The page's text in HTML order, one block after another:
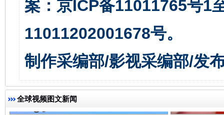
案：京ICP备11011765号1
11011202001678号。
制作采编部/影视采编部/发
全球视频图文新闻
全民健身五年计划来了！等你上场